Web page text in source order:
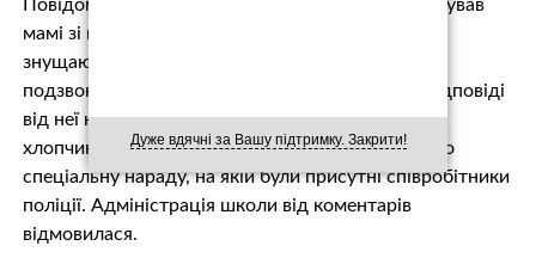
Дуже вдячні за Вашу підтримку. Закрити!
Повідомляється, що 1 лютого Іванов зателефонував
мамі зі школи і повідомив, що над ним знову
знущаються, після чого зв’язок обірвався. Мама
подзвонила класній керівниці, але зрозумілої відповіді
від неї не було. Після цього стало відомо, що у
хлопчика стався інсульт. У школі було проведено
спеціальну нараду, на якій були присутні співробітники
поліції. Адміністрація школи від коментарів
відмовилася.